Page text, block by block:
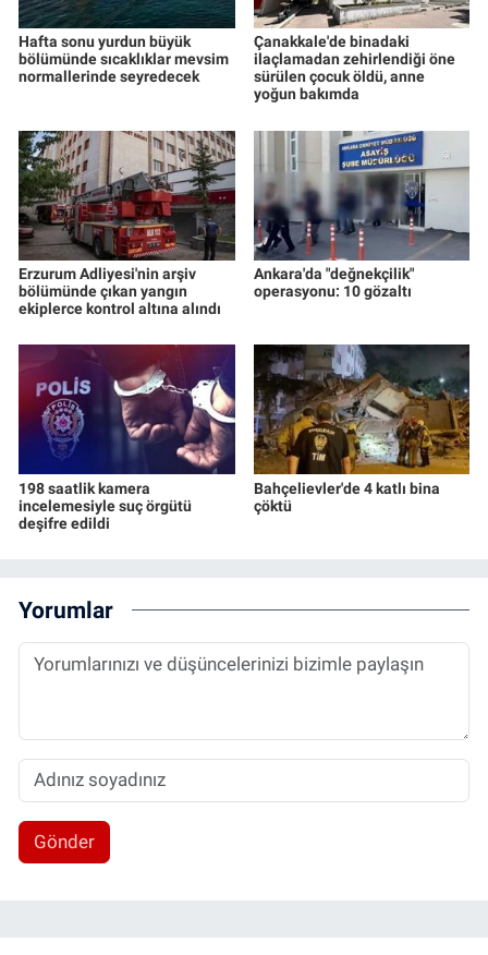
Hafta sonu yurdun büyük
bölümünde sıcaklıklar mevsim
normallerinde seyredecek
Çanakkale'de binadaki
ilaçlamadan zehirlendiği öne
sürülen çocuk öldü, anne
yoğun bakımda
Erzurum Adliyesi'nin arşiv
bölümünde çıkan yangın
ekiplerce kontrol altına alındı
Ankara'da "değnekçilik"
operasyonu: 10 gözaltı
198 saatlik kamera
incelemesiyle suç örgütü
deşifre edildi
Bahçelievler'de 4 katlı bina
çöktü
Yorumlar
Gönder